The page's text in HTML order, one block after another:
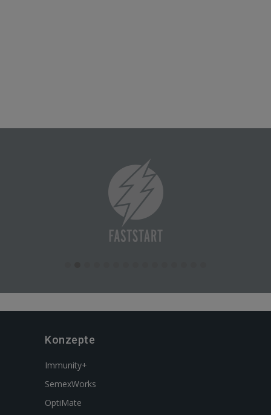
Konzepte
Immunity+
SemexWorks
OptiMate